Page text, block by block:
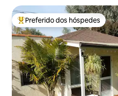
Entre os melhores preferidos
Preferido dos hóspedes